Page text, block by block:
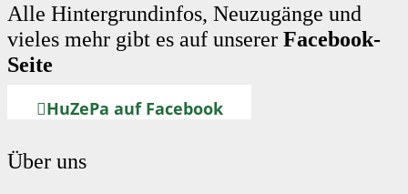
Alle Hintergrundinfos, Neuzugänge und
vieles mehr gibt es auf unserer Facebook-
Seite
HuZePa auf Facebook
Über uns